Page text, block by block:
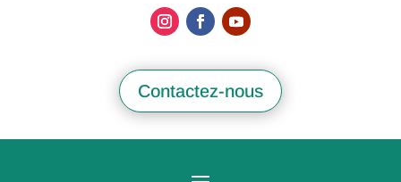
Contactez-nous